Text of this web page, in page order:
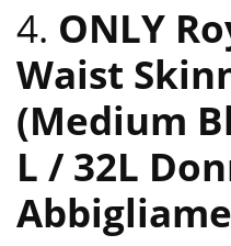
4. ONLY
Waist
(Medium
L / 32L